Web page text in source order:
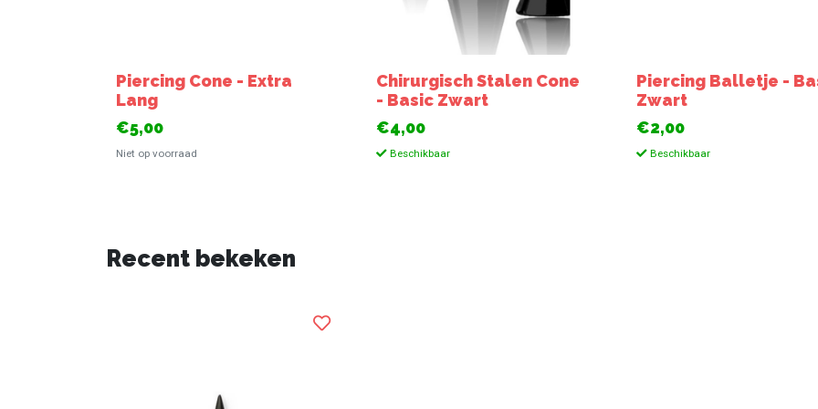
Piercing Cone - Extra
Lang
€5,00
Niet op voorraad
Chirurgisch Stalen Cone
- Basic Zwart
€4,00
Beschikbaar
Piercing Balletje -
Zwart
€2,00
Beschikbaar
Recent bekeken